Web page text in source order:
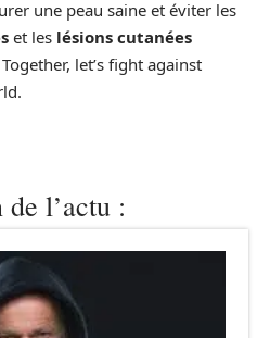
une peau saine et éviter les
et les lésions cutanées
let’s fight against
l’actu :